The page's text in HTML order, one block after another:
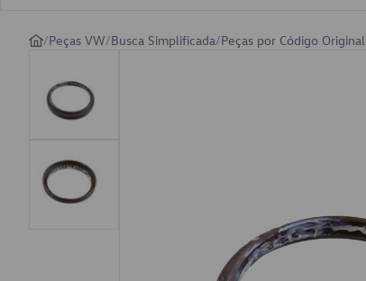
/Peças VW/Busca Simplificada/Peças por Código Original